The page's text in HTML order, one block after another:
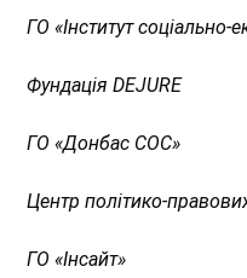
ГО«Інститут соціально-
Фундація DEJURE
ГО«Донбас СОС»
Центр політико-
ГО«Інсайт»